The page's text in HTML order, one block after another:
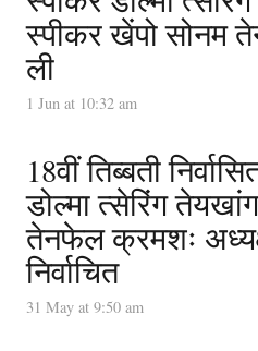
स्पीकर खेंपो
ली
1 Jun at 10:32 am
18वीं तिब्बती
डोल्मा त्सेरिंग
तेनफेल क्रमशः
निर्वाचित
31 May at 9:50 am